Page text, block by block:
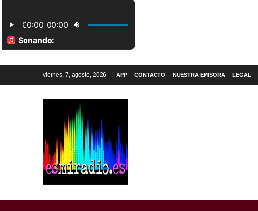
viernes, 7, agosto, 2026 APP CONTACTO NUESTRA EMISORA LEGAL